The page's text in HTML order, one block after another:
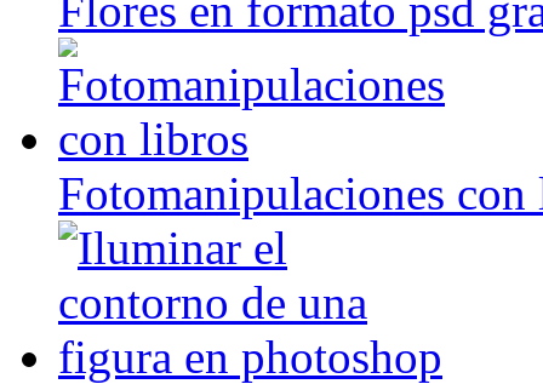
Flores en formato psd
Fotomanipulaciones